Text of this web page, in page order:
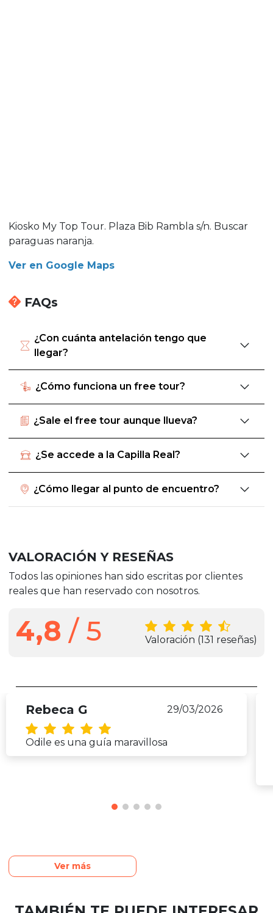
Kiosko My Top Tour. Plaza Bib Rambla s/n. Buscar
paraguas naranja.
Ver en Google Maps
FAQs
¿Con cuánta antelación tengo que
llegar?
¿Cómo funciona un free tour?
¿Sale el free tour aunque llueva?
¿Se accede a la Capilla Real?
¿Cómo llegar al punto de encuentro?
VALORACIÓN Y RESEÑAS
Todos las opiniones han sido escritas por clientes
reales que han reservado con nosotros.
4,8 / 5 Valoración (131 reseñas)
Rebeca G 29/03/2026
Odile es una guía maravillosa
Ver más